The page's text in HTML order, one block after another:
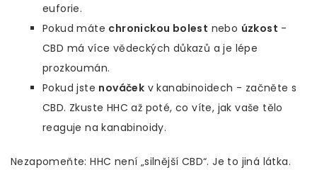
euforie.
Pokud máte chronickou bolest nebo úzkost -
CBD má více vědeckých důkazů a je lépe
prozkoumán.
Pokud jste nováček v kanabinoidech - začněte s
CBD. Zkuste HHC až poté, co víte, jak vaše tělo
reaguje na kanabinoidy.
Nezapomeňte: HHC není „silnější CBD“. Je to jiná látka.